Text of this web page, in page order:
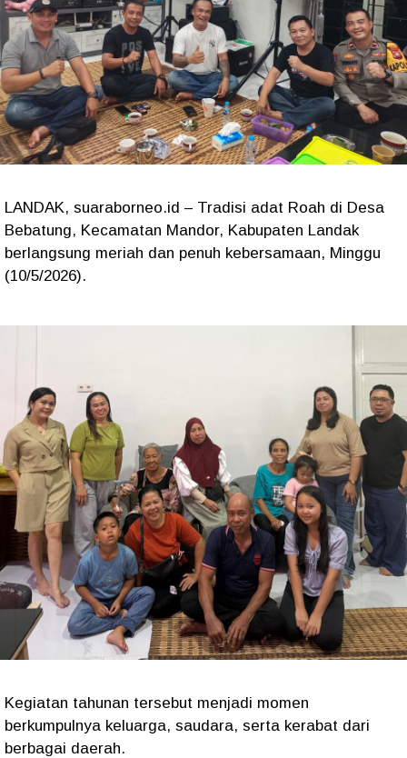
LANDAK, suaraborneo.id – Tradisi adat Roah di Desa
Bebatung, Kecamatan Mandor, Kabupaten Landak
berlangsung meriah dan penuh kebersamaan, Minggu
(10/5/2026).
Kegiatan tahunan tersebut menjadi momen
berkumpulnya keluarga, saudara, serta kerabat dari
berbagai daerah.